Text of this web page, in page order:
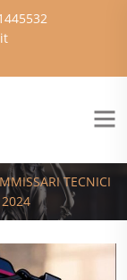
TECNICI
2024